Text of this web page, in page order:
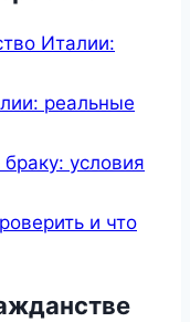
Италии:
реальные
условия
и что